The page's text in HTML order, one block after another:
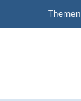
Themen